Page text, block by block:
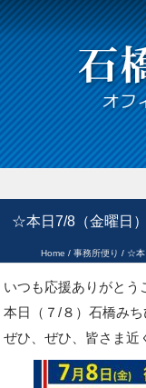
Skip to content
☆本日7/8（金曜日
Home / 事務所便り / ☆本
いつも応援ありがとう
本日（７/８）石橋み
ぜひ、ぜひ、皆さま近